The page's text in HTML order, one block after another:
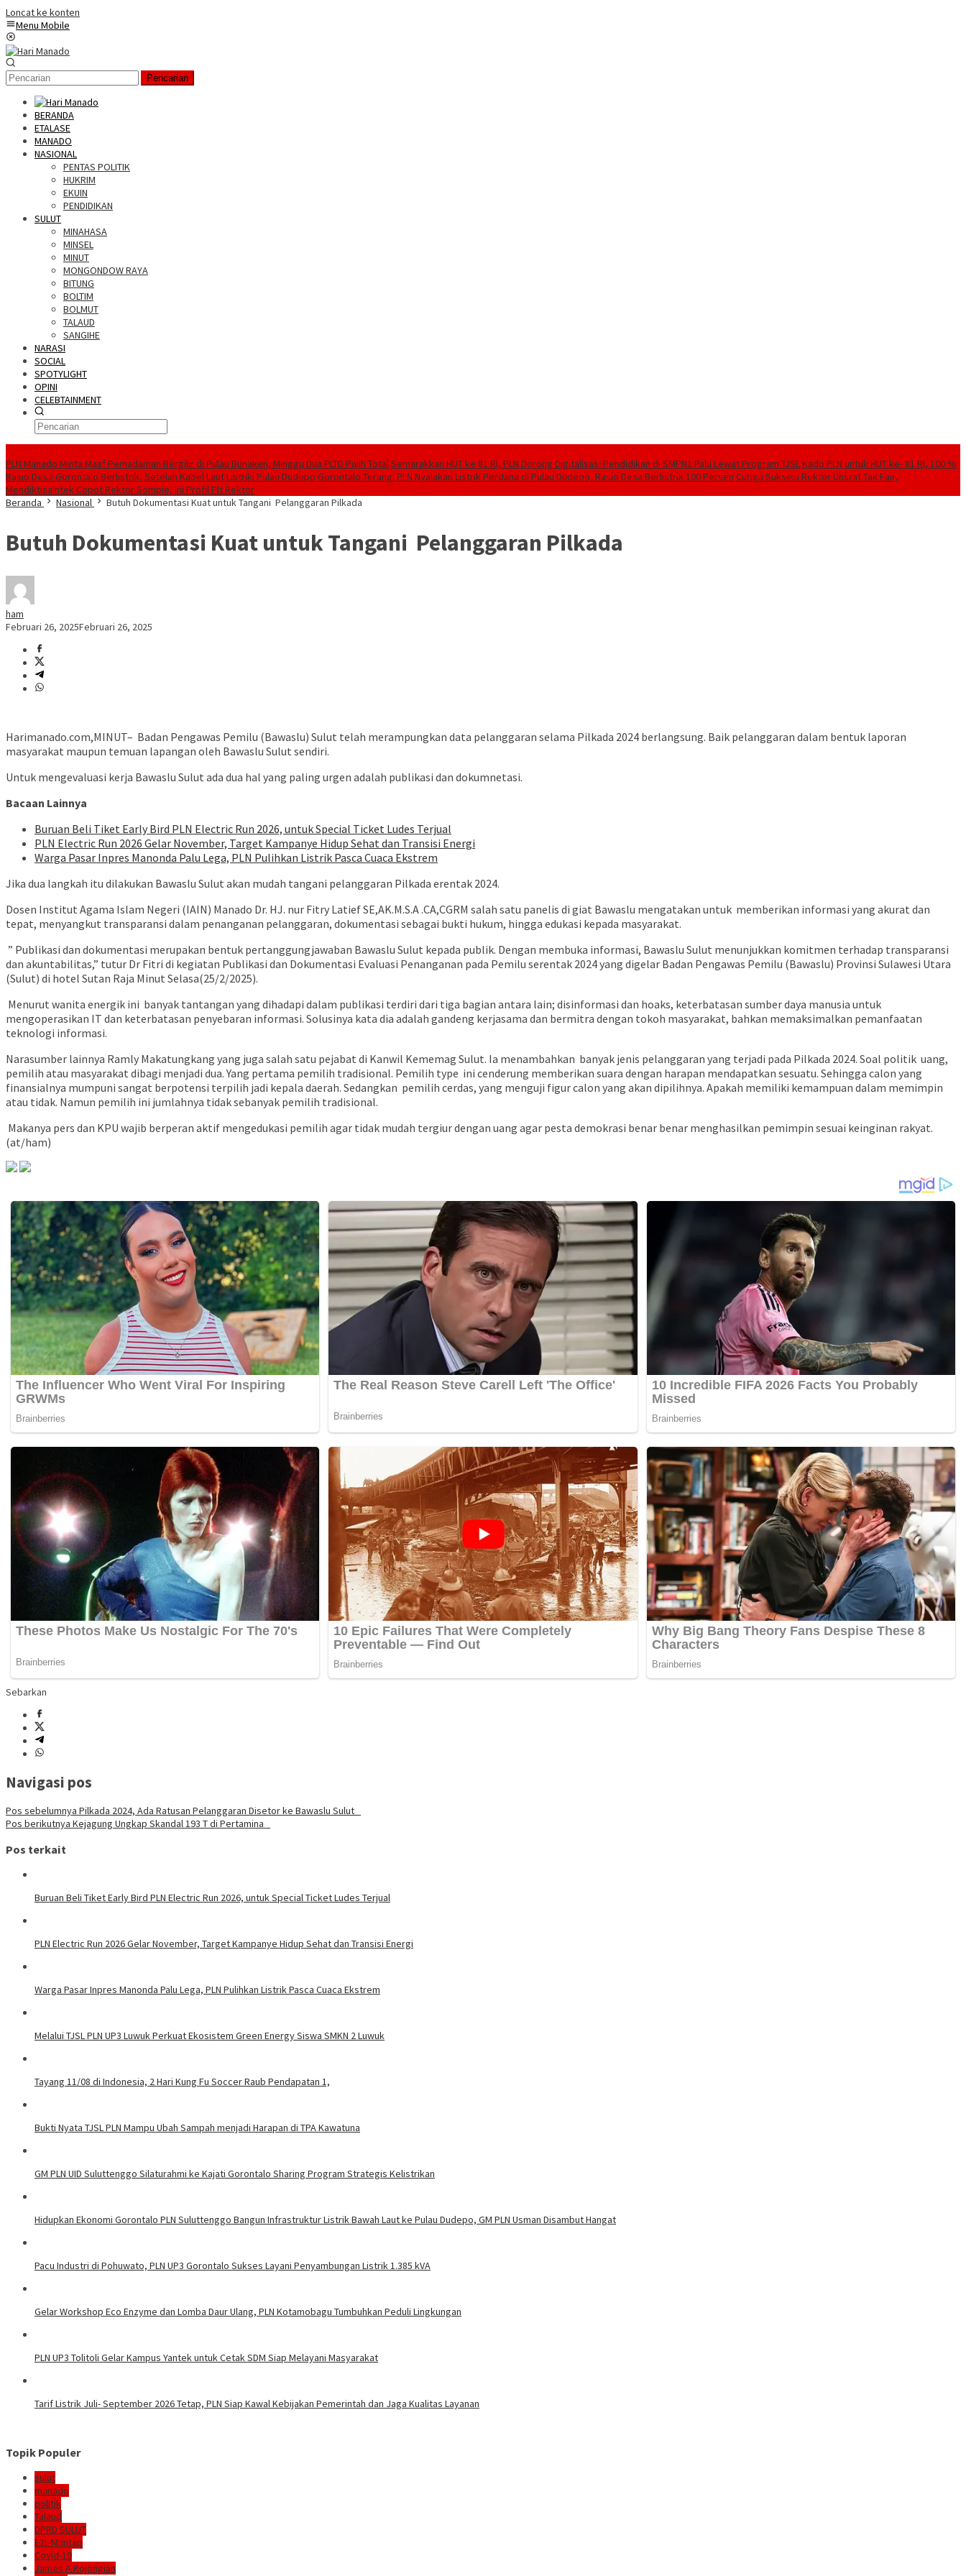
Loncat ke konten
Menu Mobile
Pencarian
BERANDA
ETALASE
MANADO
NASIONAL
PENTAS POLITIK
HUKRIM
EKUIN
PENDIDIKAN
SULUT
MINAHASA
MINSEL
MINUT
MONGONDOW RAYA
BITUNG
BOLTIM
BOLMUT
TALAUD
SANGIHE
NARASI
SOCIAL
SPOTYLIGHT
OPINI
CELEBTAINMENT
PLN Manado Minta Maaf Pemadaman Bergilir di Pulau Bunaken, Minggu Dua PLTD Pulih TotalSemarakkan HUT ke 81 RI, PLN Dorong Digitalisasi Pendidikan di SMPN1 Palu Lewat Program TJSLKado PLN untuk HUT ke- 81 RI, 100 %
Rasio Desa Gorontalo Berlistrik, Setelah Kabel Laut Listriki Pulau Dudepo Gorontalo Terang. PLN Nyalakan Listrik Perdana di Pulau Dudepo, Rasio Desa Berlistrik 100 Persen Curiga Suksesi Rektor Unsrat Tak Fair,
Mendiktisaintek Copot Rektor Sompie, Ini Profil Plt Rektor
Beranda
Nasional Butuh Dokumentasi Kuat untuk Tangani Pelanggaran Pilkada
Butuh Dokumentasi Kuat untuk Tangani Pelanggaran Pilkada
ham
Februari 26, 2025Februari 26, 2025
Harimanado.com,MINUT– Badan Pengawas Pemilu (Bawaslu) Sulut telah merampungkan data pelanggaran selama Pilkada 2024 berlangsung. Baik pelanggaran dalam bentuk laporan
masyarakat maupun temuan lapangan oleh Bawaslu Sulut sendiri.
Untuk mengevaluasi kerja Bawaslu Sulut ada dua hal yang paling urgen adalah publikasi dan dokumnetasi.
Bacaan Lainnya
Buruan Beli Tiket Early Bird PLN Electric Run 2026, untuk Special Ticket Ludes Terjual
PLN Electric Run 2026 Gelar November, Target Kampanye Hidup Sehat dan Transisi Energi
Warga Pasar Inpres Manonda Palu Lega, PLN Pulihkan Listrik Pasca Cuaca Ekstrem
Jika dua langkah itu dilakukan Bawaslu Sulut akan mudah tangani pelanggaran Pilkada erentak 2024.
Dosen Institut Agama Islam Negeri (IAIN) Manado Dr. HJ. nur Fitry Latief SE,AK.M.S.A .CA,CGRM salah satu panelis di giat Bawaslu mengatakan untuk memberikan informasi yang akurat dan
tepat, menyangkut transparansi dalam penanganan pelanggaran, dokumentasi sebagai bukti hukum, hingga edukasi kepada masyarakat.
” Publikasi dan dokumentasi merupakan bentuk pertanggungjawaban Bawaslu Sulut kepada publik. Dengan membuka informasi, Bawaslu Sulut menunjukkan komitmen terhadap transparansi
dan akuntabilitas,” tutur Dr Fitri di kegiatan Publikasi dan Dokumentasi Evaluasi Penanganan pada Pemilu serentak 2024 yang digelar Badan Pengawas Pemilu (Bawaslu) Provinsi Sulawesi Utara
(Sulut) di hotel Sutan Raja Minut Selasa(25/2/2025).
Menurut wanita energik ini banyak tantangan yang dihadapi dalam publikasi terdiri dari tiga bagian antara lain; disinformasi dan hoaks, keterbatasan sumber daya manusia untuk
mengoperasikan IT dan keterbatasan penyebaran informasi. Solusinya kata dia adalah gandeng kerjasama dan bermitra dengan tokoh masyarakat, bahkan memaksimalkan pemanfaatan
teknologi informasi.
Narasumber lainnya Ramly Makatungkang yang juga salah satu pejabat di Kanwil Kememag Sulut. Ia menambahkan banyak jenis pelanggaran yang terjadi pada Pilkada 2024. Soal politik uang,
pemilih atau masyarakat dibagi menjadi dua. Yang pertama pemilih tradisional. Pemilih type ini cenderung memberikan suara dengan harapan mendapatkan sesuatu. Sehingga calon yang
finansialnya mumpuni sangat berpotensi terpilih jadi kepala daerah. Sedangkan pemilih cerdas, yang menguji figur calon yang akan dipilihnya. Apakah memiliki kemampuan dalam memimpin
atau tidak. Namun pemilih ini jumlahnya tidak sebanyak pemilih tradisional.
Makanya pers dan KPU wajib berperan aktif mengedukasi pemilih agar tidak mudah tergiur dengan uang agar pesta demokrasi benar benar menghasilkan pemimpin sesuai keinginan rakyat.
(at/ham)
Sebarkan
Navigasi pos
Pos sebelumnya Pilkada 2024, Ada Ratusan Pelanggaran Disetor ke Bawaslu Sulut
Pos berikutnya Kejagung Ungkap Skandal 193 T di Pertamina
Pos terkait
Buruan Beli Tiket Early Bird PLN Electric Run 2026, untuk Special Ticket Ludes Terjual
PLN Electric Run 2026 Gelar November, Target Kampanye Hidup Sehat dan Transisi Energi
Warga Pasar Inpres Manonda Palu Lega, PLN Pulihkan Listrik Pasca Cuaca Ekstrem
Melalui TJSL PLN UP3 Luwuk Perkuat Ekosistem Green Energy Siswa SMKN 2 Luwuk
Tayang 11/08 di Indonesia, 2 Hari Kung Fu Soccer Raub Pendapatan 1,
Bukti Nyata TJSL PLN Mampu Ubah Sampah menjadi Harapan di TPA Kawatuna
GM PLN UID Suluttenggo Silaturahmi ke Kajati Gorontalo Sharing Program Strategis Kelistrikan
Hidupkan Ekonomi Gorontalo PLN Suluttenggo Bangun Infrastruktur Listrik Bawah Laut ke Pulau Dudepo, GM PLN Usman Disambut Hangat
Pacu Industri di Pohuwato, PLN UP3 Gorontalo Sukses Layani Penyambungan Listrik 1.385 kVA
Gelar Workshop Eco Enzyme dan Lomba Daur Ulang, PLN Kotamobagu Tumbuhkan Peduli Lingkungan
PLN UP3 Tolitoli Gelar Kampus Yantek untuk Cetak SDM Siap Melayani Masyarakat
Tarif Listrik Juli- September 2026 Tetap, PLN Siap Kawal Kebijakan Pemerintah dan Jaga Kualitas Layanan
Topik Populer
sulut
manado
politik
Talaud
DPRD SULUT
E2L-Mantap
Covid-19
James A Kojongian